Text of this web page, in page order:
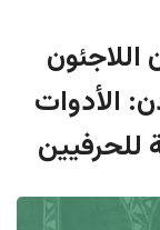
الأدوات
للحرفيين